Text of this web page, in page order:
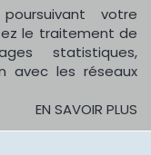
votre
le traitement de
statistiques,
avec les réseaux
EN SAVOIR PLUS